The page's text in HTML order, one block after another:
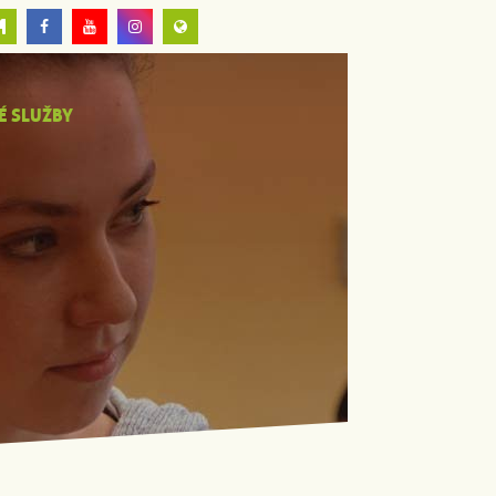
SLUŽBY